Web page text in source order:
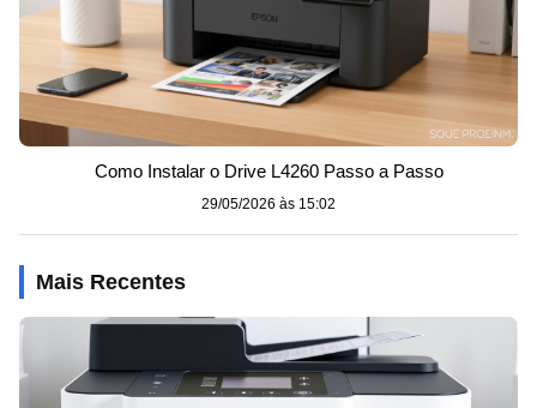
Como Instalar o Drive L4260 Passo a Passo
29/05/2026 às 15:02
Mais Recentes